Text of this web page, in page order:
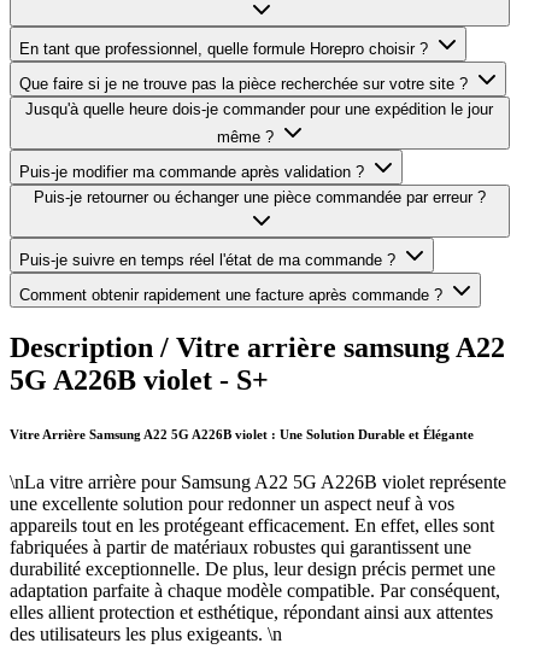
En tant que professionnel, quelle formule Horepro choisir ?
Que faire si je ne trouve pas la pièce recherchée sur votre site ?
Jusqu'à quelle heure dois-je commander pour une expédition le jour
même ?
Puis-je modifier ma commande après validation ?
Puis-je retourner ou échanger une pièce commandée par erreur ?
Puis-je suivre en temps réel l'état de ma commande ?
Comment obtenir rapidement une facture après commande ?
Description / Vitre arrière samsung A22
5G A226B violet - S+
Vitre Arrière Samsung A22 5G A226B violet : Une Solution Durable et Élégante
\nLa vitre arrière pour Samsung A22 5G A226B violet représente
une excellente solution pour redonner un aspect neuf à vos
appareils tout en les protégeant efficacement. En effet, elles sont
fabriquées à partir de matériaux robustes qui garantissent une
durabilité exceptionnelle. De plus, leur design précis permet une
adaptation parfaite à chaque modèle compatible. Par conséquent,
elles allient protection et esthétique, répondant ainsi aux attentes
des utilisateurs les plus exigeants. \n